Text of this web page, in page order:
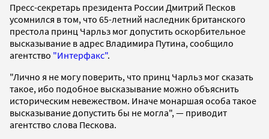
Пресс-секретарь президента России Дмитрий Песков
усомнился в том, что 65-летний наследник британского
престола принц Чарльз мог допустить оскорбительное
высказывание в адрес Владимира Путина, сообщило
агентство "Интерфакс".
"Лично я не могу поверить, что принц Чарльз мог сказать
такое, ибо подобное высказывание можно объяснить
историческим невежеством. Иначе монаршая особа такое
высказывание допустить бы не могла", — приводит
агентство слова Пескова.